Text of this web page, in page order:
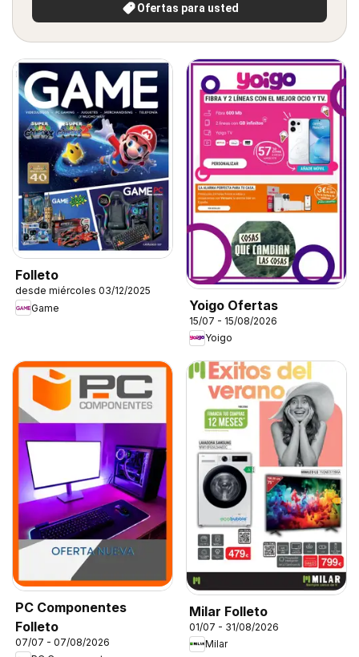
Ofertas para usted
Folleto
desde miércoles 03/12/2025
Game
Yoigo Ofertas
15/07 - 15/08/2026
Yoigo
PC Componentes
Folleto
07/07 - 07/08/2026
Milar Folleto
01/07 - 31/08/2026
Milar